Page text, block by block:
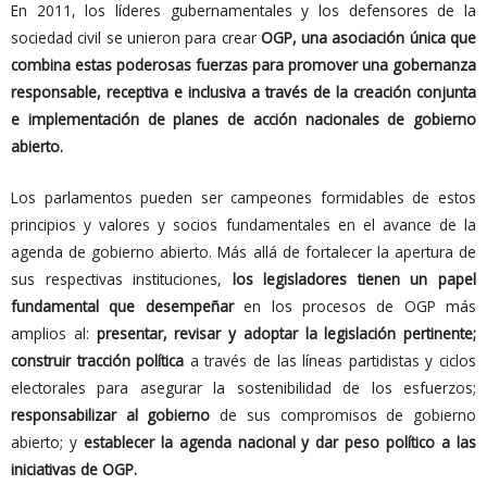
En 2011, los líderes gubernamentales y los defensores de la
sociedad civil se unieron para crear OGP, una asociación única que
combina estas poderosas fuerzas para promover una gobernanza
responsable, receptiva e inclusiva a través de la creación conjunta
e implementación de planes de acción nacionales de gobierno
abierto.
Los parlamentos pueden ser campeones formidables de estos
principios y valores y socios fundamentales en el avance de la
agenda de gobierno abierto. Más allá de fortalecer la apertura de
sus respectivas instituciones, los legisladores tienen un papel
fundamental que desempeñaren los procesos de OGP más
amplios al: presentar, revisar y adoptar la legislación pertinente;
construir tracción política a través de las líneas partidistas y ciclos
electorales para asegurar la sostenibilidad de los esfuerzos;
responsabilizar al gobierno de sus compromisos de gobierno
abierto; y establecer la agenda nacional y dar peso político a las
iniciativas de OGP.